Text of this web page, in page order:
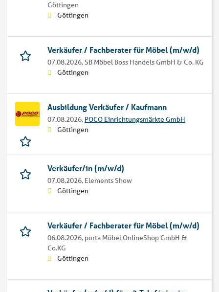
Göttingen
Göttingen
Verkäufer / Fachberater für Möbel (m/w/d)
07.08.2026,SB Möbel Boss Handels GmbH & Co. KG
Göttingen
Ausbildung Verkäufer / Kaufmann
07.08.2026, POCO Einrichtungsmärkte GmbH
Göttingen
Verkäufer/in (m/w/d)
07.08.2026, Elements Show
Göttingen
Verkäufer / Fachberater für Möbel (m/w/d)
06.08.2026, porta Möbel OnlineShop GmbH &
Co.KG
Göttingen